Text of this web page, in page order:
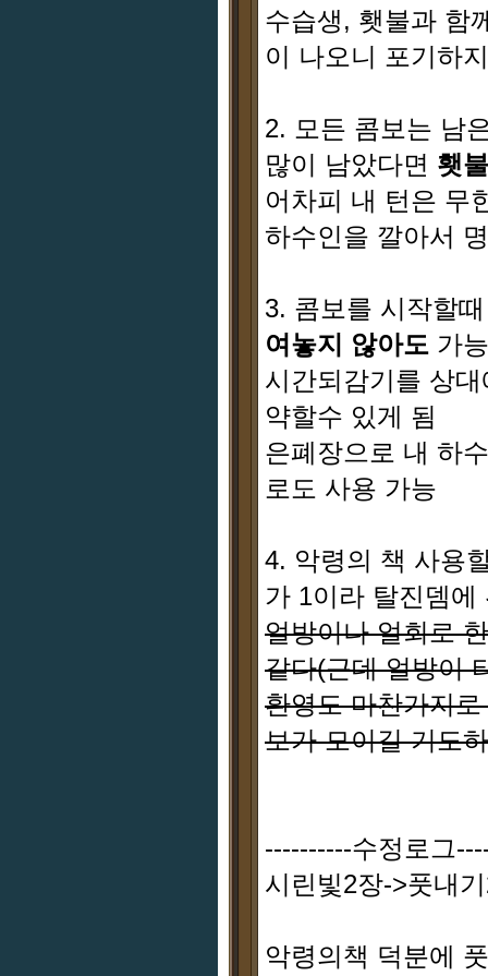
수습생, 횃불과 함
이 나오니 포기하
2. 모든 콤보는 남
많이 남았다면 횃
어차피 내 턴은 무
하수인을 깔아서
3. 콤보를 시작할
여놓지 않아도 가
시간되감기를 상
약할수 있게 됨
은폐장으로 내 하
로도 사용 가능
4. 악령의 책 사용
가 1이라 탈진뎀에
얼방이나 얼회로
같다(근데 얼방이
환영도 마찬가지
보가 모이길 기도
----------수정로그
시린빛2장->풋내
악령의책 덕분에